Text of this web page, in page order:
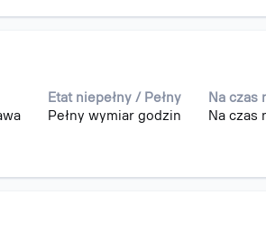
Etat niepełny / Pełny
Pełny wymiar godzin
Na czas
Na czas